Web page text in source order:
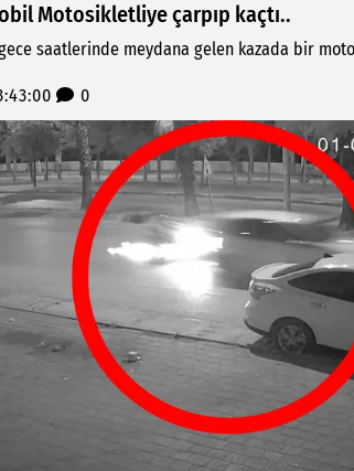
Motosikletliye çarpıp kaçtı..
saatlerinde meydana gelen kazada bir
0